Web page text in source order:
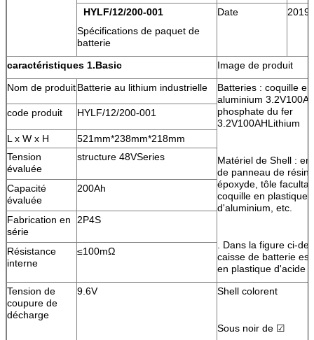
HYLF/12/200-001
Spécifications de paquet de
batterie
Date
caractéristiques 1.Basic
Image de produit
Nom de produitBatterie au lithium industrielle
Batteries : coquille en
aluminium
phosphate du fer
3.2V100AHLithium
Matériel de Shell :
de panneau de résine
époxyde, tôle
coquille en plastique,
d'aluminium, etc.
. Dans la figure ci-
caisse de batterie
en plastique d'acide
code produit HYLF/12/200-001
L x W x H
521mm*238mm*218mm
Tension
évaluée
structure 48VSeries
Capacité
évaluée
200Ah
Fabrication en
série
2P4S
Résistance
interne
≤100mΩ
Tension de
coupure de
décharge
9.6V Shell colorent
Sous noir de ☑